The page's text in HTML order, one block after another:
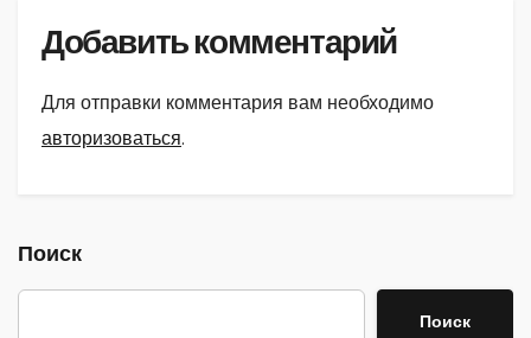
Добавить комментарий
Для отправки комментария вам необходимо
авторизоваться.
Поиск
Поиск